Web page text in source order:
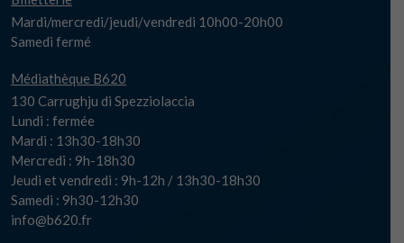
Mardi/mercredi/jeudi/vendredi 10h00-20h00
Samedi fermé
Médiathèque B620
130 Carrughju di Spezziolaccia
Lundi : fermée
Mardi : 13h30-18h30
Mercredi : 9h-18h30
Jeudi et vendredi : 9h-12h / 13h30-18h30
Samedi : 9h30-12h30
info@b620.fr